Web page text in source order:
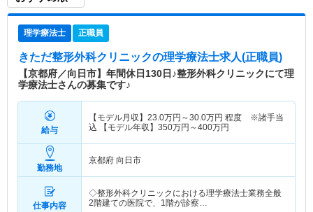
理学療法士 正職員
きただ整形外科クリニックの理学療法士求人(正職員)
【京都府／向日市】年間休日130日♪整形外科クリニックにて理
学療法士さんの募集です♪
給与
【モデル月収】 23.0万円～30.0万円 程度 ※諸手当
込 【モデル年収】 350万円～400万円
勤務地
京都府 向日市
仕事内容
◇整形外科クリニックにおける理学療法士業務全般
2階建ての医院で、1階が診察…